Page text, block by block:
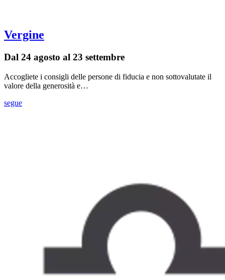
Vergine
Dal 24 agosto al 23 settembre
Accogliete i consigli delle persone di fiducia e non sottovalutate il
valore della generosità e…
segue